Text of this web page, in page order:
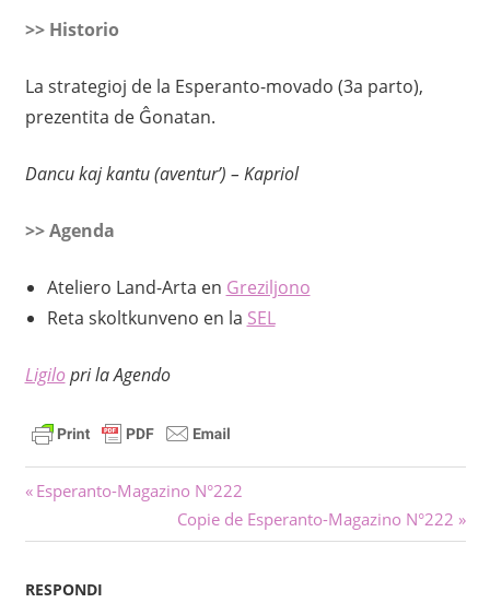
>> Historio
La strategioj de la Esperanto-movado (3a parto),
prezentita de Ĝonatan.
Dancu kaj kantu (aventur’) – Kapriol
>> Agenda
Ateliero Land-Arta en Greziljono
Reta skoltkunveno en la SEL
Ligilopri la Agendo
Navigado
tra
afiŝoj
Antaŭa
Esperanto-Magazino N°222
Sekva
afiŝo:
Copie de Esperanto-Magazino N°222
RESPONDI